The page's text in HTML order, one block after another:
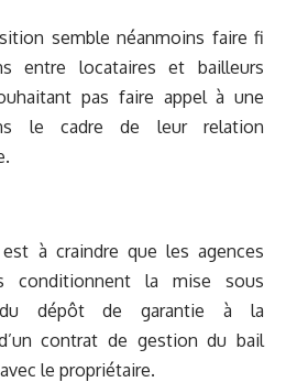
semble néanmoins faire fi
entre locataires et bailleurs
pas faire appel à une
le cadre de leur relation
à craindre que les agences
conditionnent la mise sous
du dépôt de garantie à la
contrat de gestion du bail
le propriétaire.